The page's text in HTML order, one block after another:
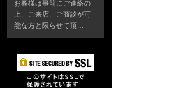
お客様は事前にご連絡の
上、ご来店、ご商談が可
能な方と限らせて頂…